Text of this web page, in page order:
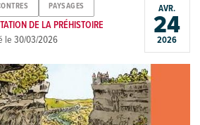
PAYSAGES
DE LA PRÉHISTOIRE
le30/03/2026
AVR.
24
2026